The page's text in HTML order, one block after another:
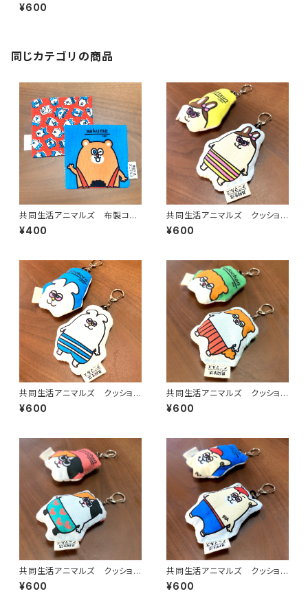
キーホルダー（渋谷）
¥600
同じカテゴリの商品
共同生活アニマルズ 布製コー
スター（佐久間）
¥400
共同生活アニマルズ クッション
キーホルダー（はっつん）
¥600
共同生活アニマルズ クッション
キーホルダー（シロコロホルモ
ン）
¥600
共同生活アニマルズ クッション
キーホルダー（かどちゃん）
¥600
共同生活アニマルズ クッション
キーホルダー（もりちゃん）
¥600
共同生活アニマルズ クッション
キーホルダー（いなっち）
¥600